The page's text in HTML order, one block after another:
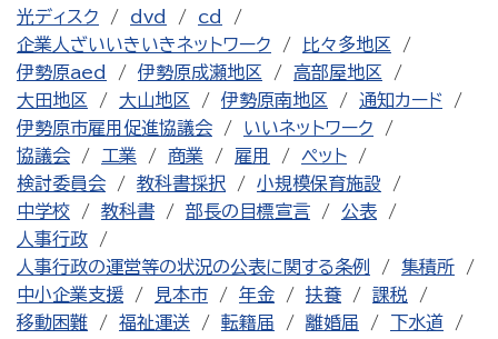
光ディスク
dvd
cd
企業人ざいいきいきネットワーク
比々多地区
伊勢原aed
伊勢原成瀬地区
高部屋地区
大田地区
大山地区 伊勢原南地区
通知カード
伊勢原市雇用促進協議会
いいネットワーク
協議会
工業 商業 雇用
ペット
検討委員会
教科書採択
小規模保育施設
中学校
教科書 部長の目標宣言
公表
人事行政
人事行政の運営等の状況の公表に関する条例
集積所
中小企業支援
見本市 年金 扶養
課税
移動困難
福祉運送 転籍届 離婚届
下水道